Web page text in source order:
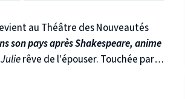
au Théâtre des Nouveautés
son pays après Shakespeare, anime
Julierêve de l’épouser. Touchée par
et fait croire à Nicolas qu’elle se